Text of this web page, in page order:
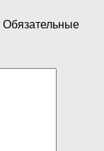
Обязательные